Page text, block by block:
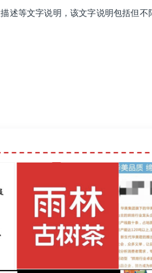
述等文字说明，该文字说明包括但不